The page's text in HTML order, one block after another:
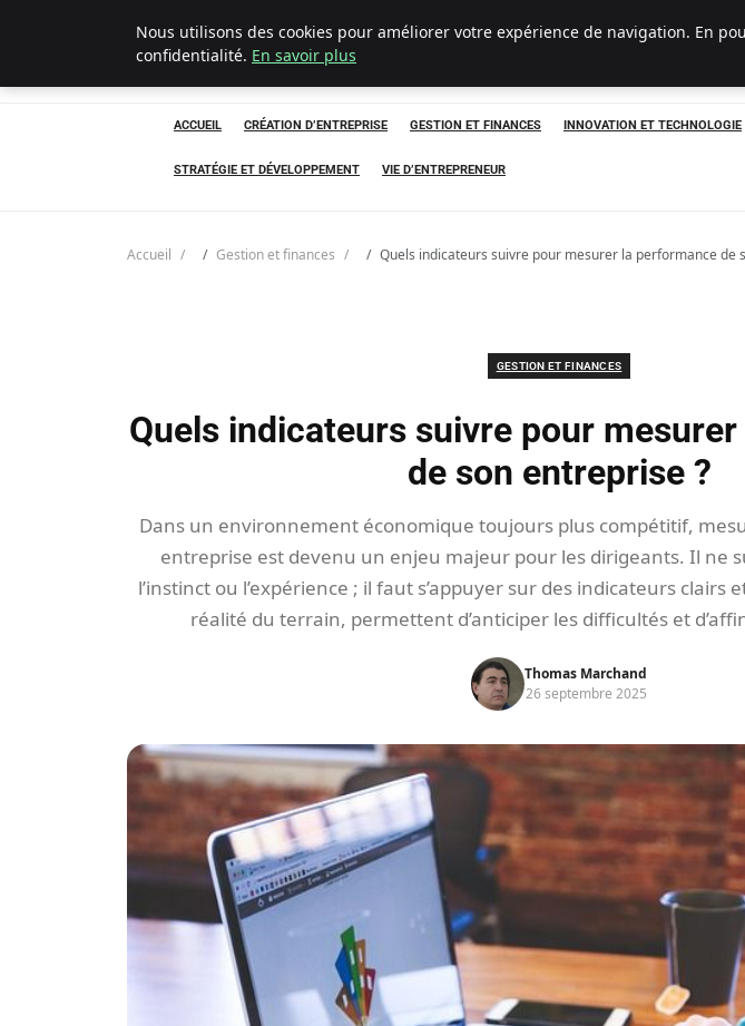
Ultimatefs
ACCUEIL CRÉATION D’ENTREPRISE GESTION ET FINANCES INNOVATION ET TECHNOLOGIE
STRATÉGIE ET DÉVELOPPEMENT VIE D’ENTREPRENEUR
Accueil Gestion et finances Quels indicateurs suivre pour mesurer la performance de
GESTION ET FINANCES
Quels indicateurs suivre pour
de son entreprise ?
Dans un environnement économique toujours plus compétitif,
entreprise est devenu un enjeu majeur pour les dirigeants. Il ne
l’instinct ou l’expérience ; il faut s’appuyer sur des indicateurs
réalité du terrain, permettent d’anticiper les difficultés et
Thomas Marchand
26 septembre 2025
Nous utilisons des cookies pour améliorer votre expérience de navigation. En
confidentialité. En savoir plus